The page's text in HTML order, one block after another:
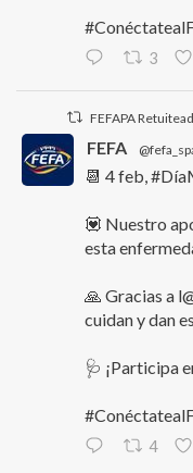
3
FEFAPA
FEFA
📆 4 feb,
💟 Nuestro
esta
🙏 Gracias a
cuidan y dan
🩺 ¡Participa
4